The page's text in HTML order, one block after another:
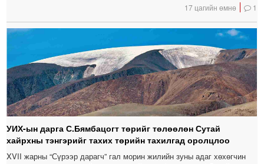
17 цагийн өмнө 1
УИХ-ын дарга С.Бямбацогт төрийг төлөөлөн Сутай
хайрхны тэнгэрийг тахих төрийн тахилгад оролцлоо
XVII жарны “Сүрээр дарагч” гал морин жилийн зуны адаг хөхөгчин